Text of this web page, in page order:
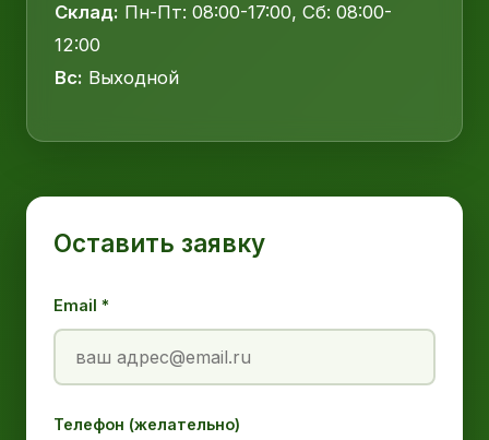
Склад: Пн-Пт: 08:00-17:00, Сб: 08:00-
12:00
Вс: Выходной
Оставить заявку
Email *
Телефон (желательно)